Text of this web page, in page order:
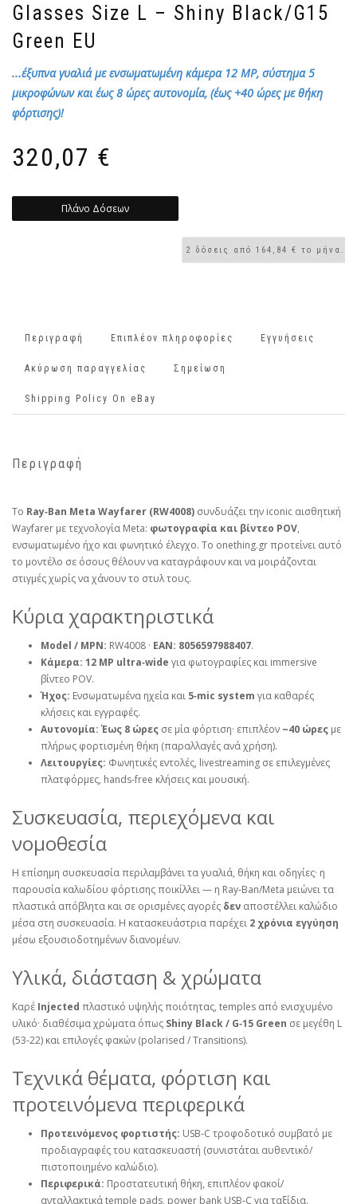
Glasses Size L – Shiny Black/G15
Green EU
...έξυπνα γυαλιά με ενσωματωμένη κάμερα 12 MP, σύστημα 5
μικροφώνων και έως 8 ώρες αυτονομία, (έως +40 ώρες με θήκη
φόρτισης)!
320,07 €
Πλάνο Δόσεων
Περιγραφή Επιπλέον πληροφορίες Εγγυήσεις
Ακύρωση παραγγελίας Σημείωση
Shipping Policy On eBay
Περιγραφή
Το Ray‑Ban Meta Wayfarer (RW4008) συνδυάζει την iconic αισθητική
Wayfarer με τεχνολογία Meta: φωτογραφία και βίντεο POV,
ενσωματωμένο ήχο και φωνητικό έλεγχο. Το onething.gr προτείνει αυτό
το μοντέλο σε όσους θέλουν να καταγράφουν και να μοιράζονται
στιγμές χωρίς να χάνουν το στυλ τους.
Κύρια χαρακτηριστικά
Model / MPN: RW4008 · EAN: 8056597988407.
Κάμερα: 12 MP ultra‑wide για φωτογραφίες και immersive
βίντεο POV.
Ήχος: Ενσωματωμένα ηχεία και 5‑mic system για καθαρές
κλήσεις και εγγραφές.
Αυτονομία: Έως 8 ώρες σε μία φόρτιση· επιπλέον ~40 ώρες με
πλήρως φορτισμένη θήκη (παραλλαγές ανά χρήση).
Λειτουργίες: Φωνητικές εντολές, livestreaming σε επιλεγμένες
πλατφόρμες, hands‑free κλήσεις και μουσική.
Συσκευασία, περιεχόμενα και
νομοθεσία
Η επίσημη συσκευασία περιλαμβάνει τα γυαλιά, θήκη και οδηγίες· η
παρουσία καλωδίου φόρτισης ποικίλλει — η Ray‑Ban/Meta μειώνει τα
πλαστικά απόβλητα και σε ορισμένες αγορές δεν αποστέλλει καλώδιο
μέσα στη συσκευασία. Η κατασκευάστρια παρέχει 2 χρόνια εγγύηση
μέσω εξουσιοδοτημένων διανομέων.
Υλικά, διάσταση & χρώματα
Καρέ Injected πλαστικό υψηλής ποιότητας, temples από ενισχυμένο
υλικό· διαθέσιμα χρώματα όπως Shiny Black / G‑15 Green σε μεγέθη L
(53‑22) και επιλογές φακών (polarised / Transitions).
Τεχνικά θέματα, φόρτιση και
προτεινόμενα περιφερικά
Προτεινόμενος φορτιστής: USB‑C τροφοδοτικό συμβατό με
προδιαγραφές του κατασκευαστή (συνιστάται αυθεντικό/
πιστοποιημένο καλώδιο).
Περιφερικά: Προστατευτική θήκη, επιπλέον φακοί/
ανταλλακτικά temple pads, power bank USB‑C για ταξίδια.